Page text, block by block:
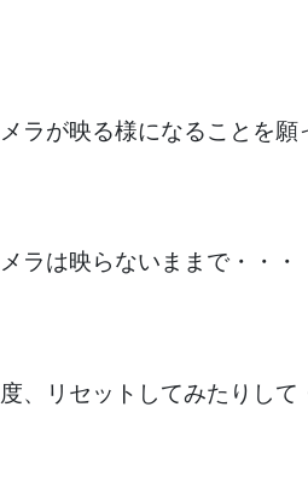
ラが映る様になることを願
ラは映らないままで・・・
、リセットしてみたりして